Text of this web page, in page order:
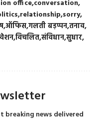
office conversation
relationship sorry
ऑफिसगलती बड़प्पनतनाव
विचलितसंविधानसुधार
breaking news delivered